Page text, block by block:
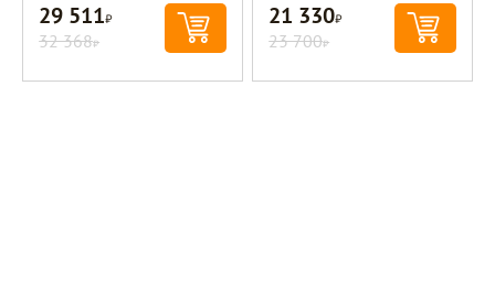
29 511Р
32 368Р
21 330Р
23 700Р